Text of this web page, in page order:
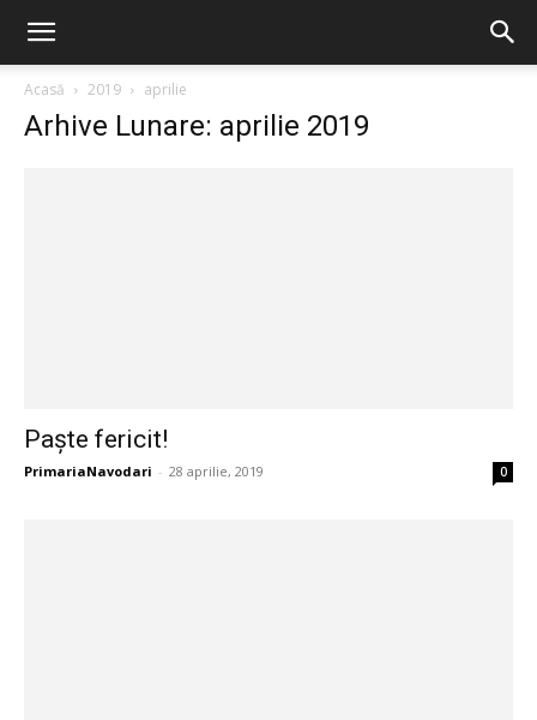
Acasă 2019 aprilie
Arhive Lunare: aprilie 2019
Paște fericit!
PrimariaNavodari - 28 aprilie, 2019 0